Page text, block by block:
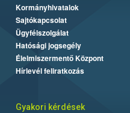
Kormányhivatalok
Sajtókapcsolat
Ügyfélszolgálat
Hatósági jogsegély
Élelmiszermentő Központ
Hírlevél feliratkozás
Gyakori kérdések